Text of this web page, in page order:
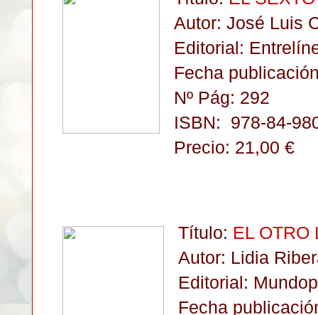
Autor: José Luis
Editorial:
Fecha
Nº Pág: 292
ISBN: 978-84-
Precio: 21,00 €
Título: EL OTRO
Autor: Lidia
Editorial:
Fecha